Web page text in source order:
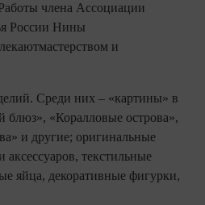
члена Ассоциации
России Нины
и
Среди них – «картины» в
блюз», «Коралловые острова»,
и другие; оригинальные
текстильные
яйца, декоративные фигурки,